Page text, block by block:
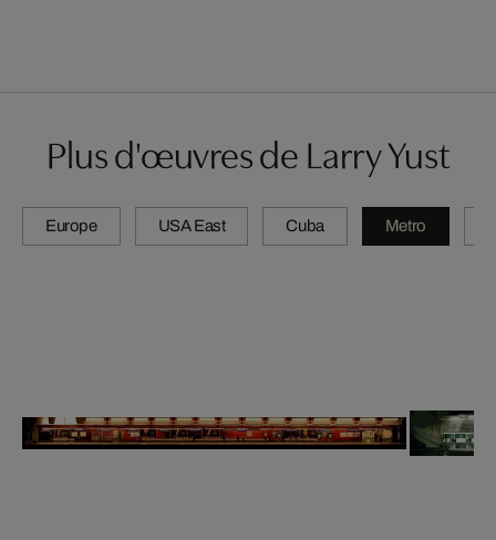
Plus d'œuvres de Larry Yust
Europe USA East Cuba Metro